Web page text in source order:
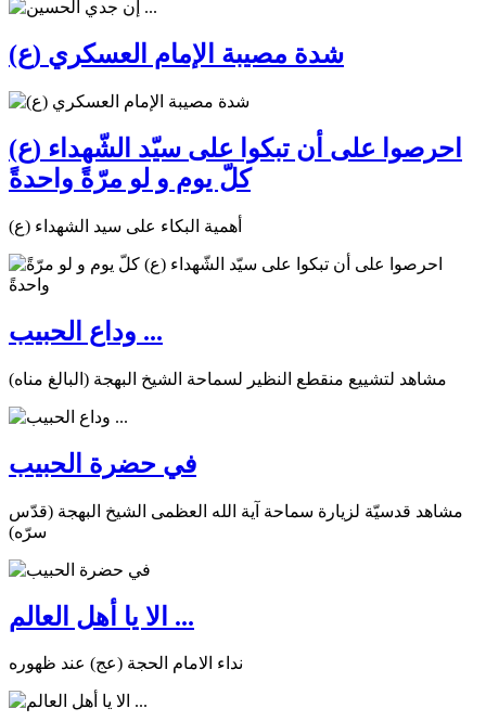
شدة مصيبة الإمام العسكري (ع)
احرصوا على أن تبكوا على سيّد الشّهداء (ع)
كلّ يوم و لو مرّةً واحدةً
أهمية البكاء على سيد الشهداء (ع)
وداع الحبيب ...
مشاهد لتشييع منقطع النظير لسماحة الشيخ البهجة (البالغ مناه)
في حضرة الحبيب
مشاهد قدسيّة لزيارة سماحة آية الله العظمى الشيخ البهجة (قدّس
سرّه)
الا يا أهل العالم ...
نداء الامام الحجة (عج) عند ظهوره